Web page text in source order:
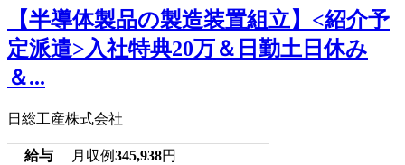
【半導体製品の製造装置組立】<紹介予
定派遣>入社特典20万＆日勤土日休み
＆...
日総工産株式会社
給与 月収例345,938円